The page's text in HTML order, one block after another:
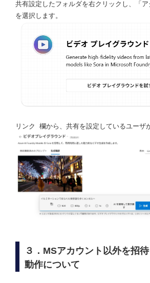
共有設定したフォルダを右クリックし、「ア
を選択します。
リンク 欄から、共有を設定しているユーザ
３．MSアカウント以外を招
動作について